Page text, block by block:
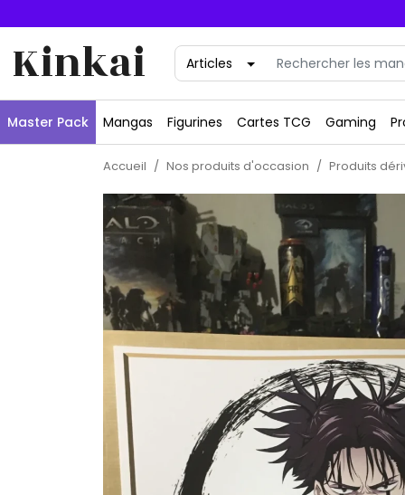
Kinkai
Master Pack Mangas Figurines Cartes TCG Gaming
Accueil Nos produits d'occasion Produits